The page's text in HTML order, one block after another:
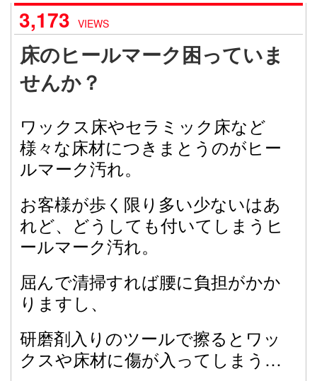
3,173 VIEWS
床のヒールマーク困っていま
せんか？
ワックス床やセラミック床など
様々な床材につきまとうのがヒー
ルマーク汚れ。
お客様が歩く限り多い少ないはあ
れど、どうしても付いてしまうヒ
ールマーク汚れ。
屈んで清掃すれば腰に負担がかか
りますし、
研磨剤入りのツールで擦るとワッ
クスや床材に傷が入ってしまう…